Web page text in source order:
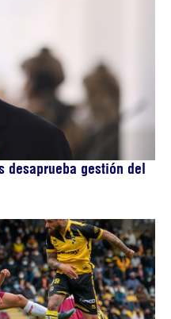
desaprueba gestión del